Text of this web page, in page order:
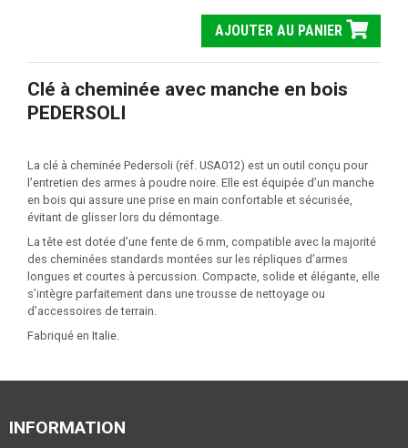
AJOUTER AU PANIER
Clé à cheminée avec manche en bois
PEDERSOLI
La clé à cheminée Pedersoli (réf. USA012) est un outil conçu pour
l’entretien des armes à poudre noire. Elle est équipée d’un manche
en bois qui assure une prise en main confortable et sécurisée,
évitant de glisser lors du démontage.
La tête est dotée d’une fente de 6 mm, compatible avec la majorité
des cheminées standards montées sur les répliques d’armes
longues et courtes à percussion. Compacte, solide et élégante, elle
s’intègre parfaitement dans une trousse de nettoyage ou
d’accessoires de terrain.
Fabriqué en Italie.
INFORMATION